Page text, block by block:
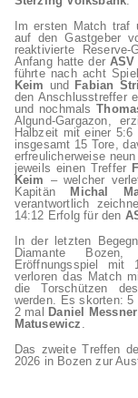
Im ersten Match traf
auf den Gastgeber
reaktivierte
Anfang hatte der
führte nach acht
Keim und Fabian
den Anschlusstreffer
und nochmals
Algund-Gargazon,
Halbzeit mit einer
insgesamt 15 Tore,
erfreulicherweise
jeweils einen Treffer
Keim – welcher
Kapitän Michal
verantwortlich
14:12 Erfolg für den
In der letzten
Diamante
Eröffnungsspiel mit
verloren das Match
die Torschützen
werden. Es skorten: 5
2 mal Daniel Messner
Matusewicz
Das zweite Treffen
2026 in Bozen zur